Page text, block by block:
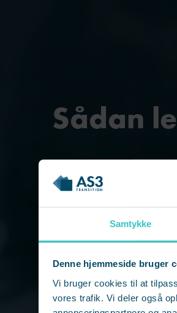
Samtykke
Denne hjemmeside bruger
Vi bruger cookies til at
vores trafik. Vi deler også
Sådan
Trivsel er afgørende